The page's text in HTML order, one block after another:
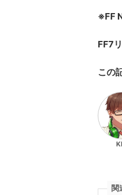
※FF
FF7
この
関